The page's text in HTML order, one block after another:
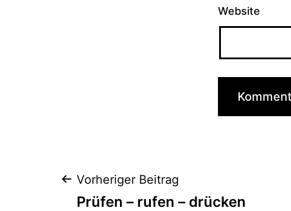
Website
Beitragsnavigation
Vorheriger Beitrag
Prüfen – rufen – drücken